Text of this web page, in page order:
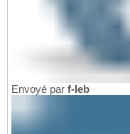
Envoyé par f-leb